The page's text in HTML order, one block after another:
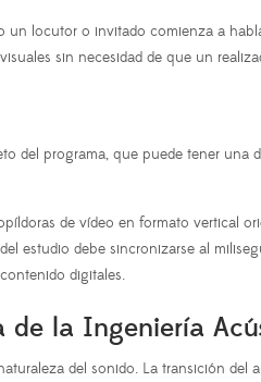
locutor o invitado comienza a
sin necesidad de que un
del programa, que puede tener
de vídeo en formato vertical
estudio debe sincronizarse al
digitales.
de la Ingeniería
del sonido. La transición